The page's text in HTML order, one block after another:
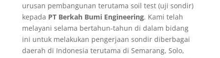
urusan pembangunan terutama soil test (uji sondir)
kepada PT Berkah Bumi Engineering. Kami telah
melayani selama bertahun-tahun di dalam bidang
ini untuk melakukan pengerjaan sondir diberbagai
daerah di Indonesia terutama di Semarang, Solo,